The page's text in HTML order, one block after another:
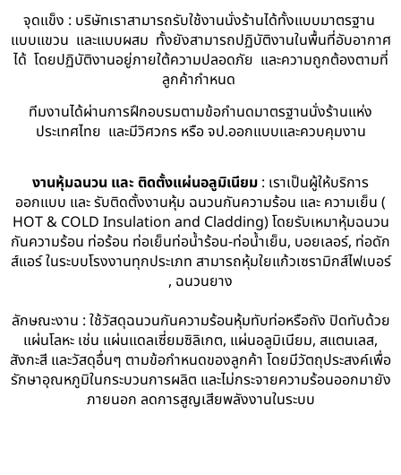
จุดแข็ง : บริษัทเราสามารถรับใช้งานนั่งร้านได้ทั้งแบบมาตรฐาน
แบบแขวน และแบบผสม ทั้งยังสามารถปฏิบัติงานในพื้นที่อับอากาศ
ได้ โดยปฏิบัติงานอยู่ภายใต้ความปลอดภัย และความถูกต้องตามที่
ลูกค้ากำหนด
ทีมงานได้ผ่านการฝึกอบรมตามข้อกำนดมาตรฐานนั่งร้านแห่ง
ประเทศไทย และมีวิศวกร หรือ จป.ออกแบบและควบคุมงาน
งานหุ้มฉนวน และ ติดตั้งแผ่นอลูมิเนียม : เราเป็นผู้ให้บริการ
ออกแบบ และ รับติดตั้งงานหุ้ม ฉนวนกันความร้อน และ ความเย็น (
HOT & COLD Insulation and Cladding) โดยรับเหมาหุ้มฉนวน
กันความร้อน ท่อร้อน ท่อเย็นท่อน้ำร้อน-ท่อน้ำเย็น, บอยเลอร์, ท่อดัก
ส์แอร์ ในระบบโรงงานทุกประเภท สามารถหุ้มใยแก้วเซรามิกส์ไฟเบอร์
, ฉนวนยาง
ลักษณะงาน : ใช้วัสดุฉนวนกันความร้อนหุ้มทับท่อหรือถัง ปิดทับด้วย
แผ่นโลหะ เช่น แผ่นแดลเซี่ยมซิลิเกต, แผ่นอลูมิเนียม, สแตนเลส,
สังกะสี และวัสดุอื่นๆ ตามข้อกำหนดของลูกค้า โดยมีวัตถุประสงค์เพื่อ
รักษาอุณหภูมิในกระบวนการผลิต และไม่กระจายความร้อนออกมายัง
ภายนอก ลดการสูญเสียพลังงานในระบบ